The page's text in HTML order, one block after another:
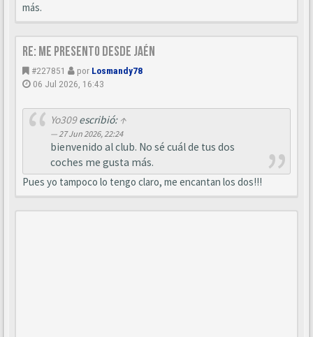
más.
Re: Me presento desde Jaén
#227851 por Losmandy78
06 Jul 2026, 16:43
Yo309escribió: ↑
27 Jun 2026, 22:24
bienvenido al club. No sé cuál de tus dos
coches me gusta más.
Pues yo tampoco lo tengo claro, me encantan los dos!!!